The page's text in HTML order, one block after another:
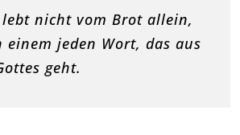
lebt nicht vom Brot allein,
einem jeden Wort, das aus
geht.